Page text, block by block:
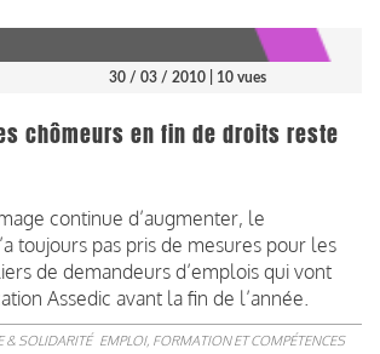
30 / 03 / 2010 | 10 vues
chômeurs en fin de droits reste
continue d’augmenter, le
toujours pas pris de mesures pour les
de demandeurs d’emplois qui vont
Assedic avant la fin de l’année.
& SOLIDARITÉ EMPLOI, FORMATION ET COMPÉTENCES